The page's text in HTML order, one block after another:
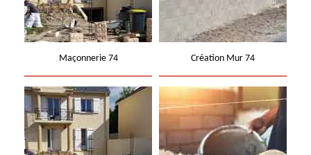
Maçonnerie 74 Création Mur 74